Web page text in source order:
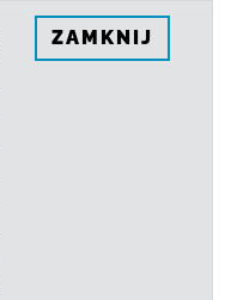
ZAMKNIJ